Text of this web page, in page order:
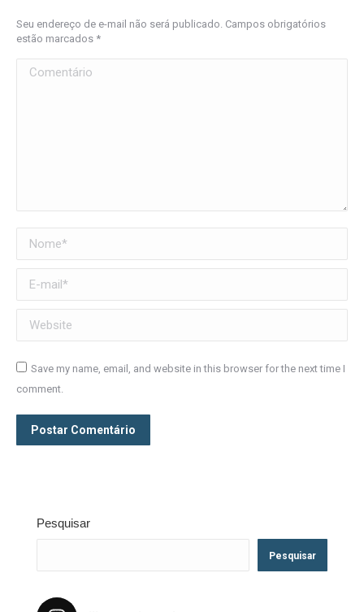
Seu endereço de e-mail não será publicado. Campos obrigatórios
estão marcados *
Comentário
Nome *
E-mail *
Website
Save my name, email, and website in this browser for the next time I
comment.
Postar Comentário
Pesquisar
Pesquisar